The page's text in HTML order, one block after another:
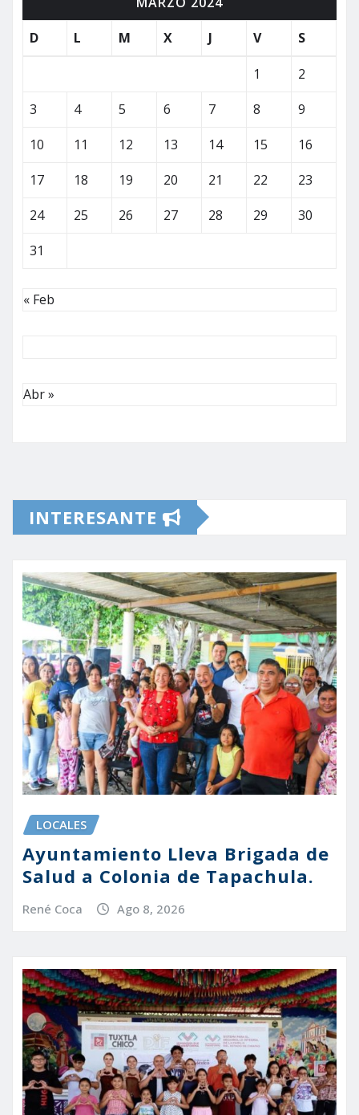
D
L M X J V S
1
2
3
4 5 6 7 8
9
10
11 12 13 14 15
16
17
18 19 20 21 22
23
24
25 26 27 28 29
30
31
« Feb
Abr »
INTERESANTE
LOCALES
Ayuntamiento Lleva Brigada de
Salud a Colonia de Tapachula.
René Coca Ago 8, 2026